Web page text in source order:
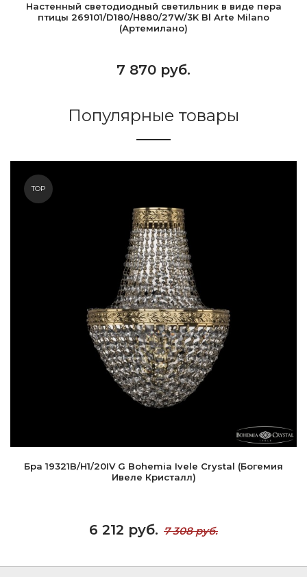
Настенный светодиодный светильник в виде пера
птицы 269101/D180/H880/27W/3K Bl Arte Milano
(Артемилано)
7 870 руб.
Популярные товары
TOP
Бра 19321B/H1/20IV G Bohemia Ivele Crystal (Богемия
Ивеле Кристалл)
6 212 руб. 7 308 руб.